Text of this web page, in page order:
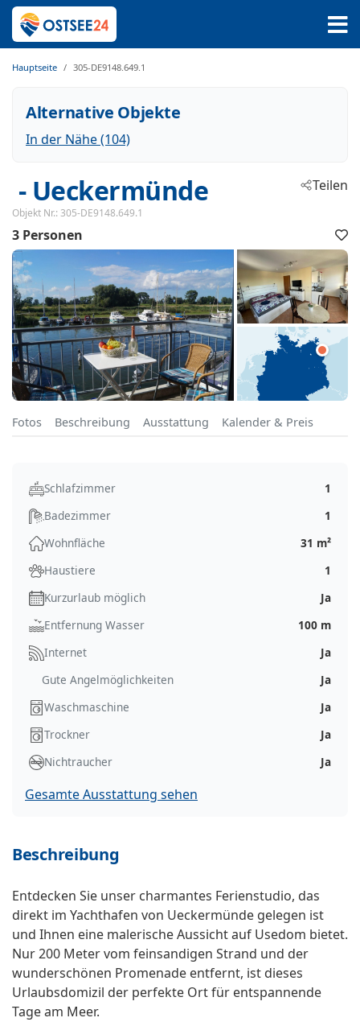
Hauptseite 305-DE9148.649.1
Alternative Objekte
In der Nähe (104)
- 17373
- Ueckermünde
Objekt Nr.: 305-DE9148.649.1
Teilen
3 Personen
Fotos Beschreibung Ausstattung Kalender & Preis
Schlafzimmer
1
Badezimmer
1
Wohnfläche
31 m²
Haustiere
1
Kurzurlaub möglich
Ja
Entfernung Wasser
100 m
Internet
Ja
Gute Angelmöglichkeiten
Ja
Waschmaschine
Ja
Trockner
Ja
Nichtraucher
Ja
Gesamte Ausstattung sehen
Beschreibung
Entdecken Sie unser charmantes Ferienstudio, das
direkt im Yachthafen von Ueckermünde gelegen ist
und Ihnen eine malerische Aussicht auf Usedom bietet.
Nur 200 Meter vom feinsandigen Strand und der
wunderschönen Promenade entfernt, ist dieses
Urlaubsdomizil der perfekte Ort für entspannende
Tage am Meer.